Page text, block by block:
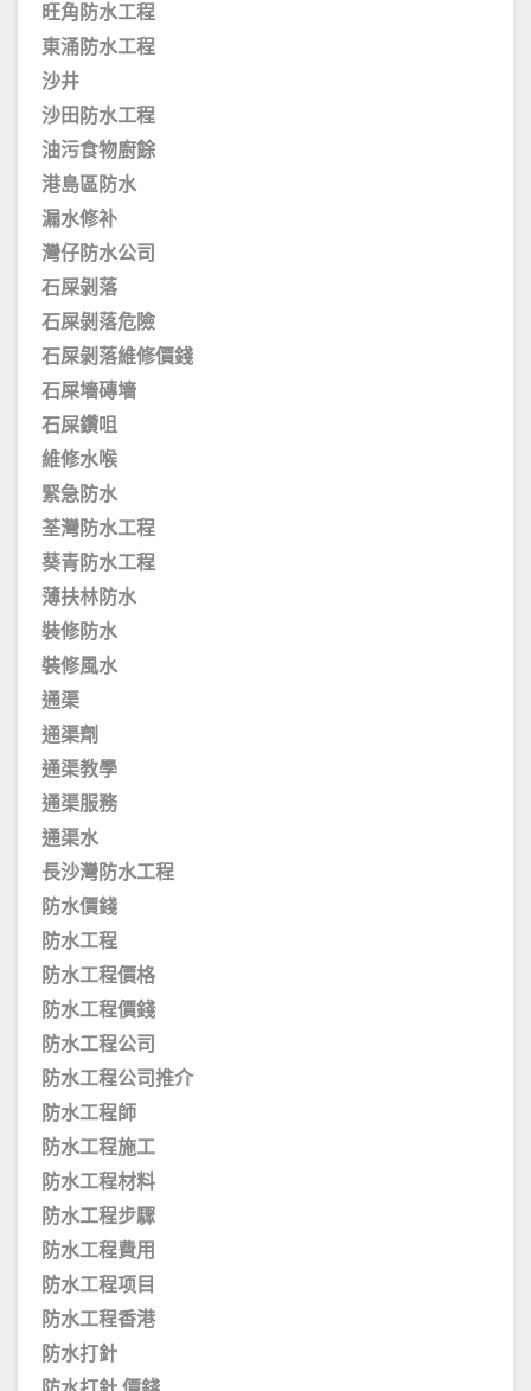
旺角防水工程
東涌防水工程
沙井
沙田防水工程
油污食物廚餘
港島區防水
漏水修补
灣仔防水公司
石屎剝落
石屎剝落危險
石屎剝落維修價錢
石屎墻磚墻
石屎鑽咀
維修水喉
緊急防水
荃灣防水工程
葵青防水工程
薄扶林防水
裝修防水
裝修風水
通渠
通渠劑
通渠教學
通渠服務
通渠水
長沙灣防水工程
防水價錢
防水工程
防水工程價格
防水工程價錢
防水工程公司
防水工程公司推介
防水工程師
防水工程施工
防水工程材料
防水工程步驟
防水工程費用
防水工程项目
防水工程香港
防水打針